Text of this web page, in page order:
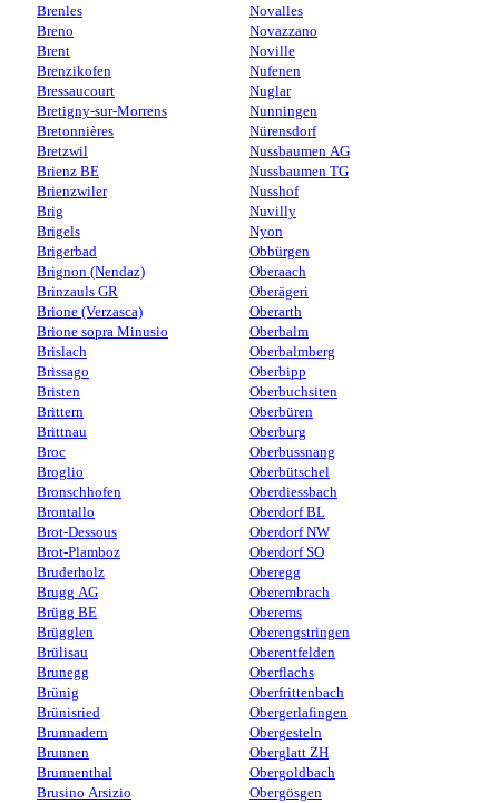
Brenles
Breno
Brent
Brenzikofen
Bressaucourt
Bretigny-sur-Morrens
Bretonnières
Bretzwil
Brienz BE
Brienzwiler
Brig
Brigels
Brigerbad
Brignon (Nendaz)
Brinzauls GR
Brione (Verzasca)
Brione sopra Minusio
Brislach
Brissago
Bristen
Brittern
Brittnau
Broc
Broglio
Bronschhofen
Brontallo
Brot-Dessous
Brot-Plamboz
Bruderholz
Brugg AG
Brügg BE
Brügglen
Brülisau
Brunegg
Brünig
Brünisried
Brunnadern
Brunnen
Brunnenthal
Brusino Arsizio
Novalles
Novazzano
Noville
Nufenen
Nuglar
Nunningen
Nürensdorf
Nussbaumen AG
Nussbaumen TG
Nusshof
Nuvilly
Nyon
Obbürgen
Oberaach
Oberägeri
Oberarth
Oberbalm
Oberbalmberg
Oberbipp
Oberbuchsiten
Oberbüren
Oberburg
Oberbussnang
Oberbütschel
Oberdiessbach
Oberdorf BL
Oberdorf NW
Oberdorf SO
Oberegg
Oberembrach
Oberems
Oberengstringen
Oberentfelden
Oberflachs
Oberfrittenbach
Obergerlafingen
Obergesteln
Oberglatt ZH
Obergoldbach
Obergösgen